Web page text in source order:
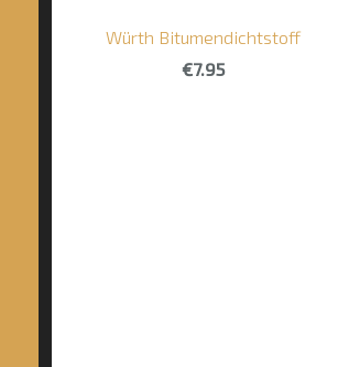
Würth Bitumendichtstoff
€7.95